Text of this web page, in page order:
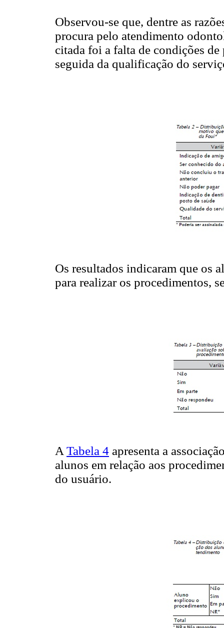
Observou-se que, dentre as
procura pelo atendimento
citada foi a falta de condições
seguida da qualificação do
Os resultados indicaram que os
para realizar os procedimentos,
ATabela 4 apresenta a
alunos em relação aos
do usuário.